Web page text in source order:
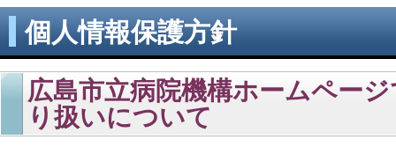
個人情報保護方針
広島市立病院機構ホームペー
り扱いについて